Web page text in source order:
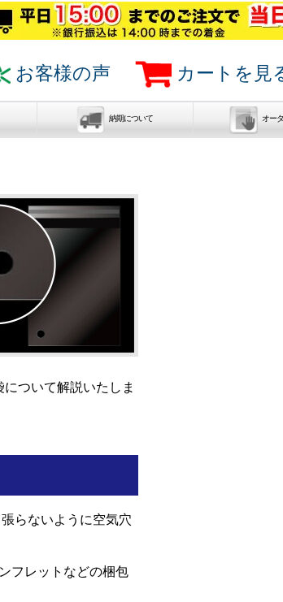
お客様の声 カートを見
納期について オー
ついて解説いたしま
らないように空気穴
フレットなどの梱包